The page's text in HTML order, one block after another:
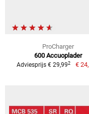
ProCharger
600 Accuoplader
Adviesprijs € 29,992 €